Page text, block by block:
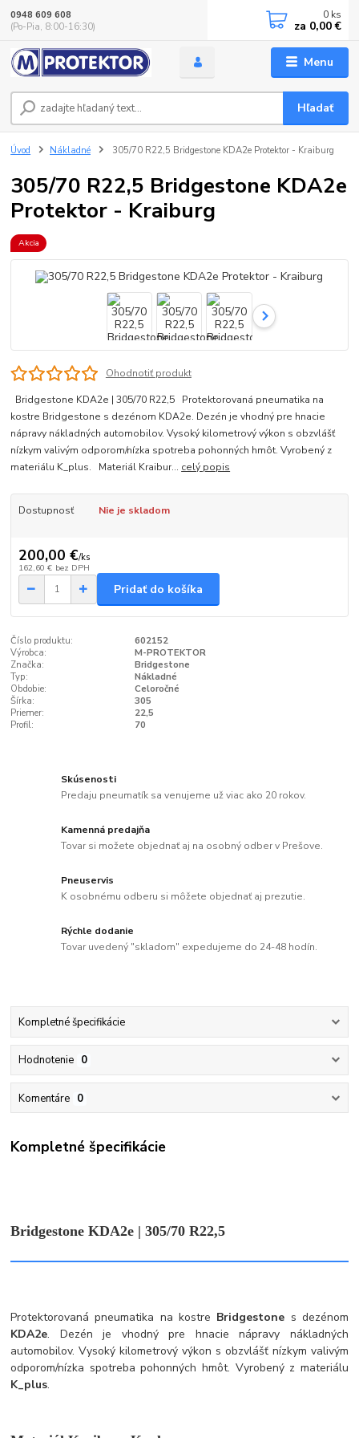
Menu
Hľadať
0948 609 608
(Po-Pia, 8:00-16:30)
0 ks
za 0,00 €
Úvod Nákladné 305/70 R22,5 Bridgestone KDA2e Protektor - Kraiburg
305/70 R22,5 Bridgestone KDA2e
Protektor - Kraiburg
Akcia
Ohodnotiť produkt
Bridgestone KDA2e | 305/70 R22,5 Protektorovaná pneumatika na
kostre Bridgestone s dezénom KDA2e. Dezén je vhodný pre hnacie
nápravy nákladných automobilov. Vysoký kilometrový výkon s obzvlášť
nízkym valivým odporom/nízka spotreba pohonných hmôt. Vyrobený z
materiálu K_plus. Materiál Kraibur... celý popis
Dostupnosť Nie je skladom
200,00 €/ks
162,60 € bez DPH
Pridať do košíka
Číslo produktu:
602152
Výrobca:
M-PROTEKTOR
Značka:
Bridgestone
Typ:
Nákladné
Obdobie:
Celoročné
Šírka:
305
Priemer:
22,5
Profil:
70
Skúsenosti
Predaju pneumatík sa venujeme už viac ako 20 rokov.
Kamenná predajňa
Tovar si možete objednať aj na osobný odber v Prešove.
Pneuservis
K osobnému odberu si môžete objednať aj prezutie.
Rýchle dodanie
Tovar uvedený "skladom" expedujeme do 24-48 hodín.
Kompletné špecifikácie
Hodnotenie 0
Komentáre 0
Kompletné špecifikácie
Bridgestone KDA2e | 305/70 R22,5
Protektorovaná pneumatika na kostre Bridgestone s dezénom
KDA2e. Dezén je vhodný pre hnacie nápravy nákladných
automobilov. Vysoký kilometrový výkon s obzvlášť nízkym valivým
odporom/nízka spotreba pohonných hmôt. Vyrobený z materiálu
K_plus.